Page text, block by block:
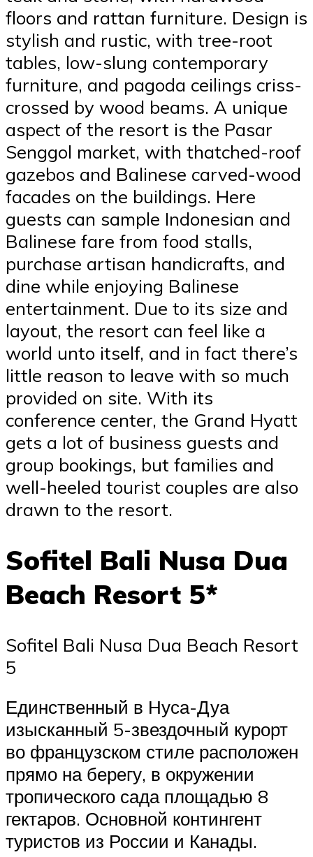
floors and rattan furniture. Design is
stylish and rustic, with tree-root
tables, low-slung contemporary
furniture, and pagoda ceilings criss-
crossed by wood beams. A unique
aspect of the resort is the Pasar
Senggol market, with thatched-roof
gazebos and Balinese carved-wood
facades on the buildings. Here
guests can sample Indonesian and
Balinese fare from food stalls,
purchase artisan handicrafts, and
dine while enjoying Balinese
entertainment. Due to its size and
layout, the resort can feel like a
world unto itself, and in fact there’s
little reason to leave with so much
provided on site. With its
conference center, the Grand Hyatt
gets a lot of business guests and
group bookings, but families and
well-heeled tourist couples are also
drawn to the resort.
Sofitel Bali Nusa Dua
Beach Resort 5*
Sofitel Bali Nusa Dua Beach Resort
5
Единственный в Нуса-Дуа
изысканный 5-звездочный курорт
во французском стиле расположен
прямо на берегу, в окружении
тропического сада площадью 8
гектаров. Основной контингент
туристов из России и Канады.